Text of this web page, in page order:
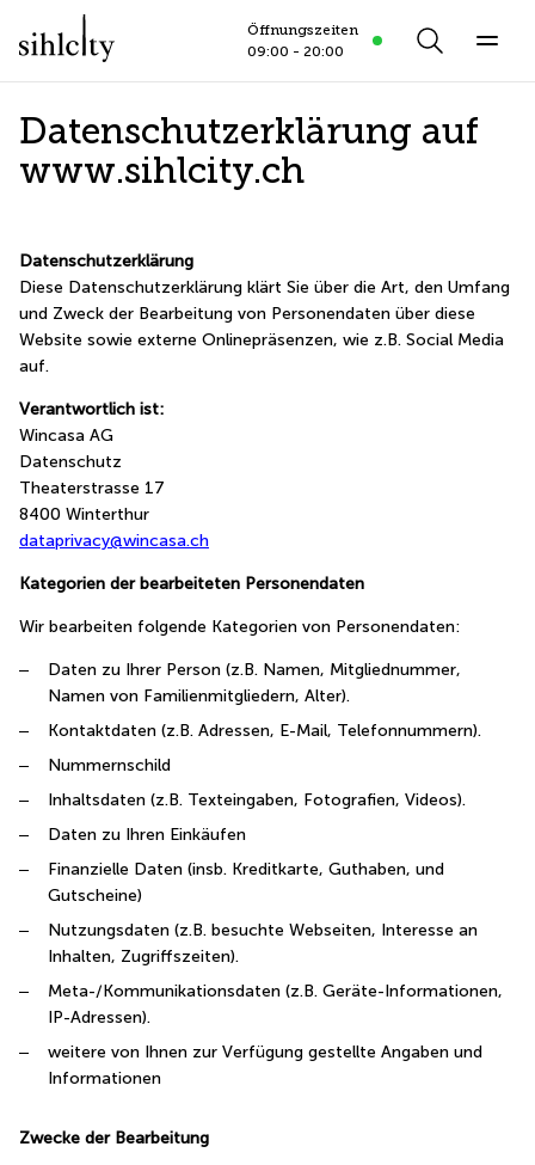
Öffnungszeiten
8.8.2026
09:00 - 20:00 open
Öffnungszeiten
Search
Datenschutzerklärung auf
www.sihlcity.ch
Datenschutzerklärung
Diese Datenschutzerklärung klärt Sie über die Art, den Umfang
und Zweck der Bearbeitung von Personendaten über diese
Website sowie externe Onlinepräsenzen, wie z.B. Social Media
auf.
Verantwortlich ist:
Wincasa AG
Datenschutz
Theaterstrasse 17
8400 Winterthur
dataprivacy@wincasa.ch
Kategorien der bearbeiteten Personendaten
Wir bearbeiten folgende Kategorien von Personendaten:
Daten zu Ihrer Person (z.B. Namen, Mitgliednummer,
Namen von Familienmitgliedern, Alter).
Kontaktdaten (z.B. Adressen, E-Mail, Telefonnummern).
Nummernschild
Inhaltsdaten (z.B. Texteingaben, Fotografien, Videos).
Daten zu Ihren Einkäufen
Finanzielle Daten (insb. Kreditkarte, Guthaben, und
Gutscheine)
Nutzungsdaten (z.B. besuchte Webseiten, Interesse an
Inhalten, Zugriffszeiten).
Meta-/Kommunikationsdaten (z.B. Geräte-Informationen,
IP-Adressen).
weitere von Ihnen zur Verfügung gestellte Angaben und
Informationen
Zwecke der Bearbeitung